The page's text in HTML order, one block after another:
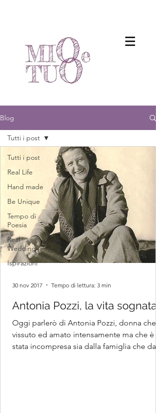
Blog
Tutti i post
Real Life
Hand made
Be Unique
Tempo di
Poesia
Real
Wedding
Ispirazioni
Tutti i post
Antonia Pozzi, la vita sognata
Oggi parlerò di Antonia Pozzi, donna che
vissuto ed amato intensamente ma che è
stata incompresa sia dalla famiglia che
30 nov 2017 Tempo di lettura: 3 min